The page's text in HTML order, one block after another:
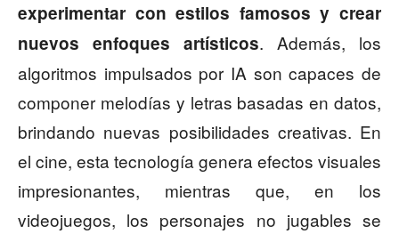
experimentar con estilos famosos y crear
nuevos enfoques artísticos. Además, los
algoritmos impulsados por IA son capaces de
componer melodías y letras basadas en datos,
brindando nuevas posibilidades creativas. En
el cine, esta tecnología genera efectos visuales
impresionantes, mientras que, en los
videojuegos, los personajes no jugables se